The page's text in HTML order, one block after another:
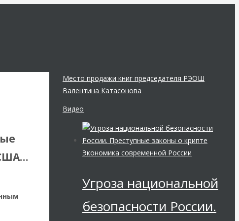
Место продажи книг председателя РЭОШ
Валентина Катасонова
Видео
Экономика современной России
Угроза национальной
безопасности России.